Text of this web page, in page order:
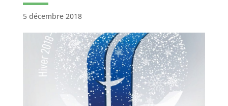
5 décembre 2018